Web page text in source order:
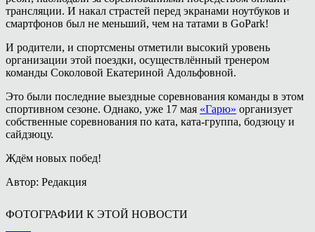
трансляции. И накал страстей перед экранами ноутбуков и
смартфонов был не меньший, чем на татами в GoPark!
И родители, и спортсмены отметили высокий уровень
организации этой поездки, осуществлённый тренером
команды Соколовой Екатериной Адольфовной.
Это были последние выездные соревнования команды в этом
спортивном сезоне. Однако, уже 17 мая «Гарю» организует
собственные соревнования по ката, ката-группа, бодзюцу и
сайдзюцу.
Ждём новых побед!
Автор: Редакция
ФОТОГРАФИИ К ЭТОЙ НОВОСТИ